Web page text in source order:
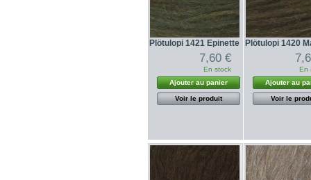
Plötulopi 1421 Epinette
7,60 €
En stock
Ajouter au panier
Voir le produit
Plötulopi 1420
En
Ajouter au
Voir le